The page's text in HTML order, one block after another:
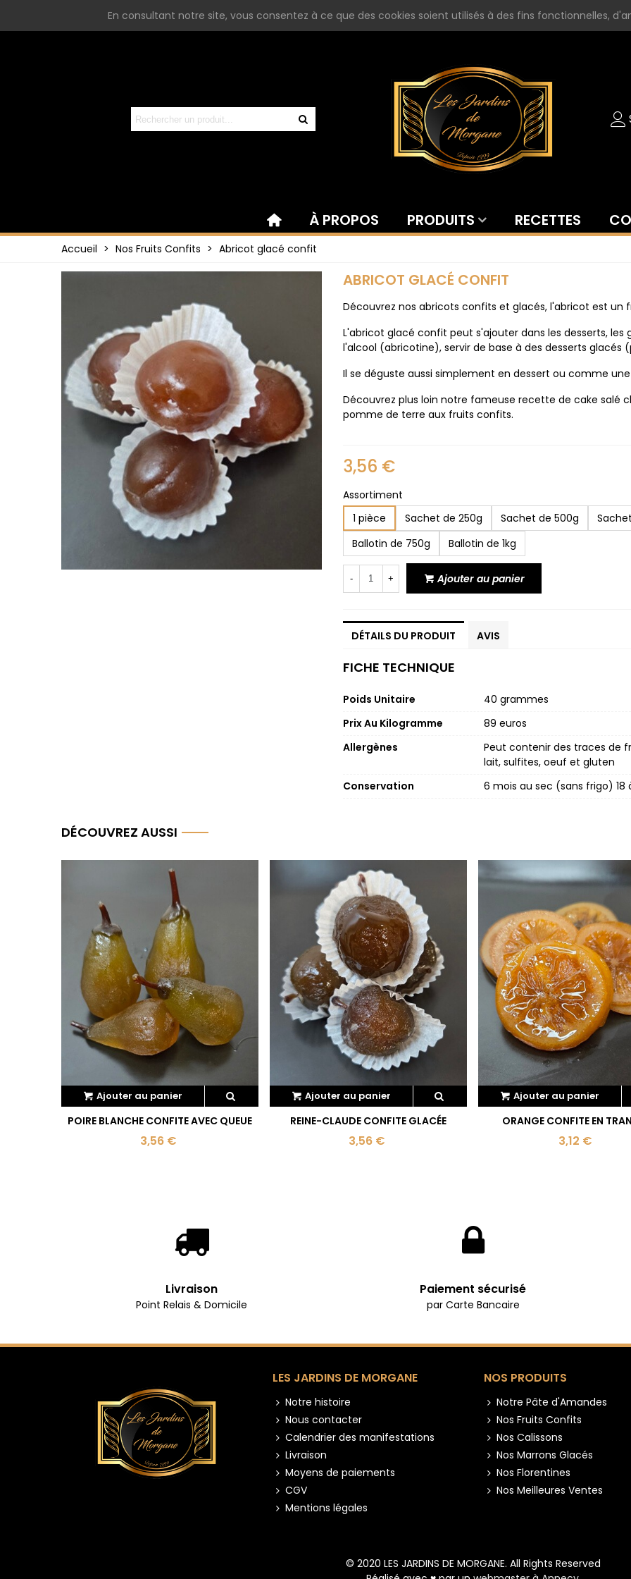
En consultant notre site, vous consentez à ce que des cookies soient utilisés à des fins fonctionnelles,
À PROPOS PRODUITS RECETTES
Accueil > Nos Fruits Confits > Abricot glacé confit
ABRICOT GLACÉ CONFIT
Découvrez nos abricots confits et glacés, l'abricot est un
L'abricot glacé confit peut s'ajouter dans les desserts,
l'alcool (abricotine), servir de base à des desserts glacés
Il se déguste aussi simplement en dessert ou comme
Découvrez plus loin notre fameuse recette de cake
pomme de terre aux fruits confits.
3,56 €
Assortiment
1 pièce
Sachet de 250g Sachet de 500g
Ballotin de 750g
Ballotin de 1kg
- + Ajouter au panier
DÉTAILS DU PRODUIT AVIS
FICHE TECHNIQUE
Poids Unitaire
40 grammes
Prix Au Kilogramme
89 euros
Allergènes
Peut contenir des traces de
lait, sulfites, oeuf et gluten
Conservation
6 mois au sec (sans frigo) 18
DÉCOUVREZ AUSSI
Ajouter au panier
POIRE BLANCHE CONFITE AVEC QUEUE
3,56 €
Ajouter au panier
REINE-CLAUDE CONFITE GLACÉE
3,56 €
Ajouter au panier
ORANGE CONFITE EN
3,12 €
Livraison
Point Relais & Domicile
Paiement sécurisé
par Carte Bancaire
LES JARDINS DE MORGANE
Notre histoire
Nous contacter
Calendrier des manifestations
Livraison
Moyens de paiements
CGV
Mentions légales
NOS PRODUITS
Notre Pâte d'Amandes
Nos Fruits Confits
Nos Calissons
Nos Marrons Glacés
Nos Florentines
Nos Meilleures Ventes
© 2020 LES JARDINS DE MORGANE. All Rights Reserved